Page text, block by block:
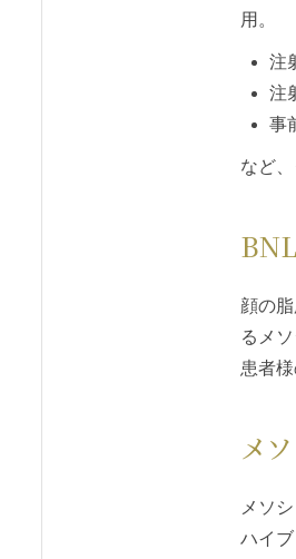
用。
注
注
事
など
顔の
る メ
患者
メ
メソ
ハイ